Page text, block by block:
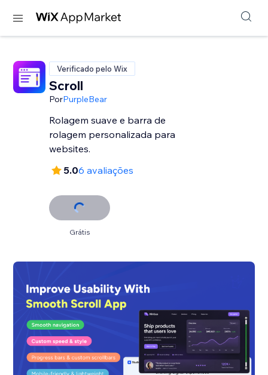
Verificado pelo Wix
Scroll
PorPurpleBear
Rolagem suave e barra de
rolagem personalizada para
websites.
5.06 avaliações
Grátis